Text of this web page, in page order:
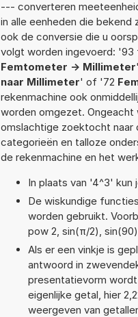
--- converteren
in alle eenheden die
ook de conversie die u
volgt worden ingevoerd:
Femtometer -> Millimeter
naar Millimeter' of '72
rekenmachine ook
worden omgezet. Ongeacht
omslachtige zoektocht naar
categorieën en talloze
de rekenmachine en het
In plaats van '4^3'
De wiskundige
worden gebruikt.
pow 2, sin(π/2),
Als er een vinkje is
antwoord in
presentatievorm
eigenlijke getal, hier
weergeven van